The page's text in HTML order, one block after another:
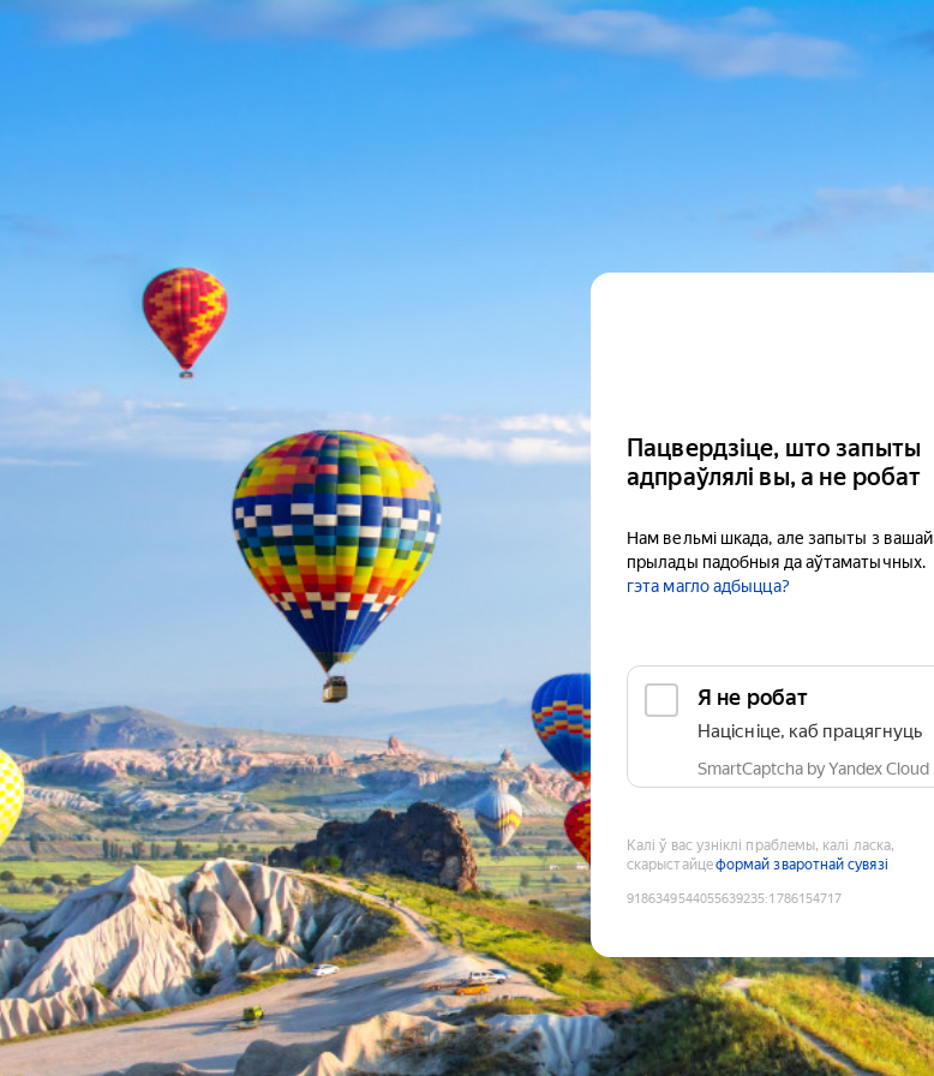
Пацвердзіце, што запыты
адпраўлялі вы, а не робат
Нам вельмі шкада, але запыты з вашай
прылады падобныя да аўтаматычных.
гэта магло адбыцца?
Я не робат
Націсніце, каб працягнуць
SmartCaptcha by Yandex Cloud
Калі ў вас узніклі праблемы, калі ласка,
скарыстайцеформай зваротнай сувязі
9186349544055639235:1786154717